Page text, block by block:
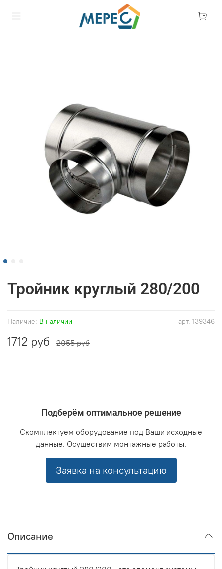
арт. 139346
Наличие: В наличии
Тройник круглый 280/200
1712 руб 2055 руб
Подберём оптимальное решение
Скомплектуем оборудование под Ваши исходные
данные. Осуществим монтажные работы.
Заявка на консультацию
Описание